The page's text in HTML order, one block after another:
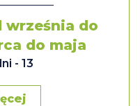
września do
do maja
- 13